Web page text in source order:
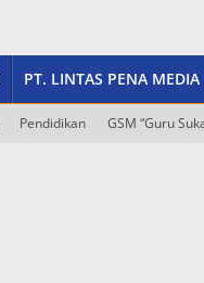
PT. LINTAS PENA MEDIA
Pendidikan GSM “Guru